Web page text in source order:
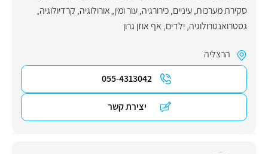
סקירת מערכות,עיניים,כירורגיה,עור ומין, אורולוגיה, קרדיולוגיה,
גסטרואנטרולוגיה,ילדים, אף אוזן גרון
הרצליה
055-4313042
יצירת קשר